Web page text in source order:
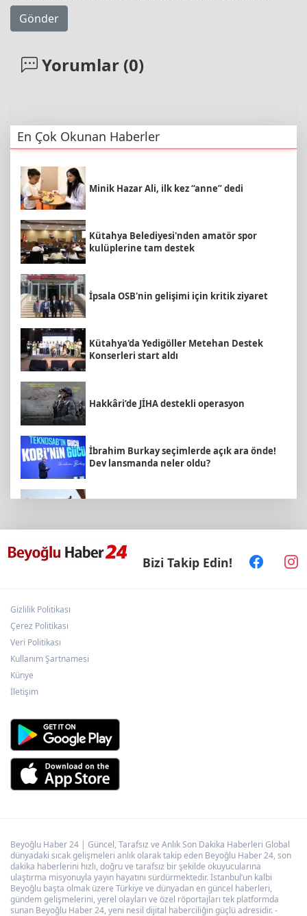
Gönder
Yorumlar (0)
En Çok Okunan Haberler
Minik Hazar Ali, ilk kez “anne” dedi
Kütahya Belediyesi'nden amatör spor
kulüplerine tam destek
İpsala OSB'nin gelişimi için kritik ziyaret
Kütahya'da Yedigöller Metehan Destek
Konserleri start aldı
Hakkâri’de JİHA destekli operasyon
İbrahim Burkay seçimlerde açık ara önde!
Dev lansmanda neler oldu?
Emekli Kafe’de kuaför ve berber hizmeti
Bizi Takip Edin!
Gizlilik Politikası
Çerez Politikası
Veri Politikası
Kullanım Şartnamesi
Künye
İletişim
Beyoğlu Haber 24 | Güncel, Tarafsız ve Anlık Son Dakika Haberleri Global
dünyadaki sıcak gelişmeleri anlık olarak takip eden Beyoğlu Haber 24, son
dakika haberlerini hızlı, doğru ve tarafsız bir şekilde okuyucularına
ulaştırma misyonuyla yayın hayatını sürdürmektedir. İstanbul’un kalbi
Beyoğlu başta olmak üzere Türkiye ve dünyadan en güncel haberleri,
gündem gelişmelerini, yerel olayları ve özel röportajları tek platformda
sunan Beyoğlu Haber 24, yeni nesil dijital haberciliğin güçlü adresidir. -